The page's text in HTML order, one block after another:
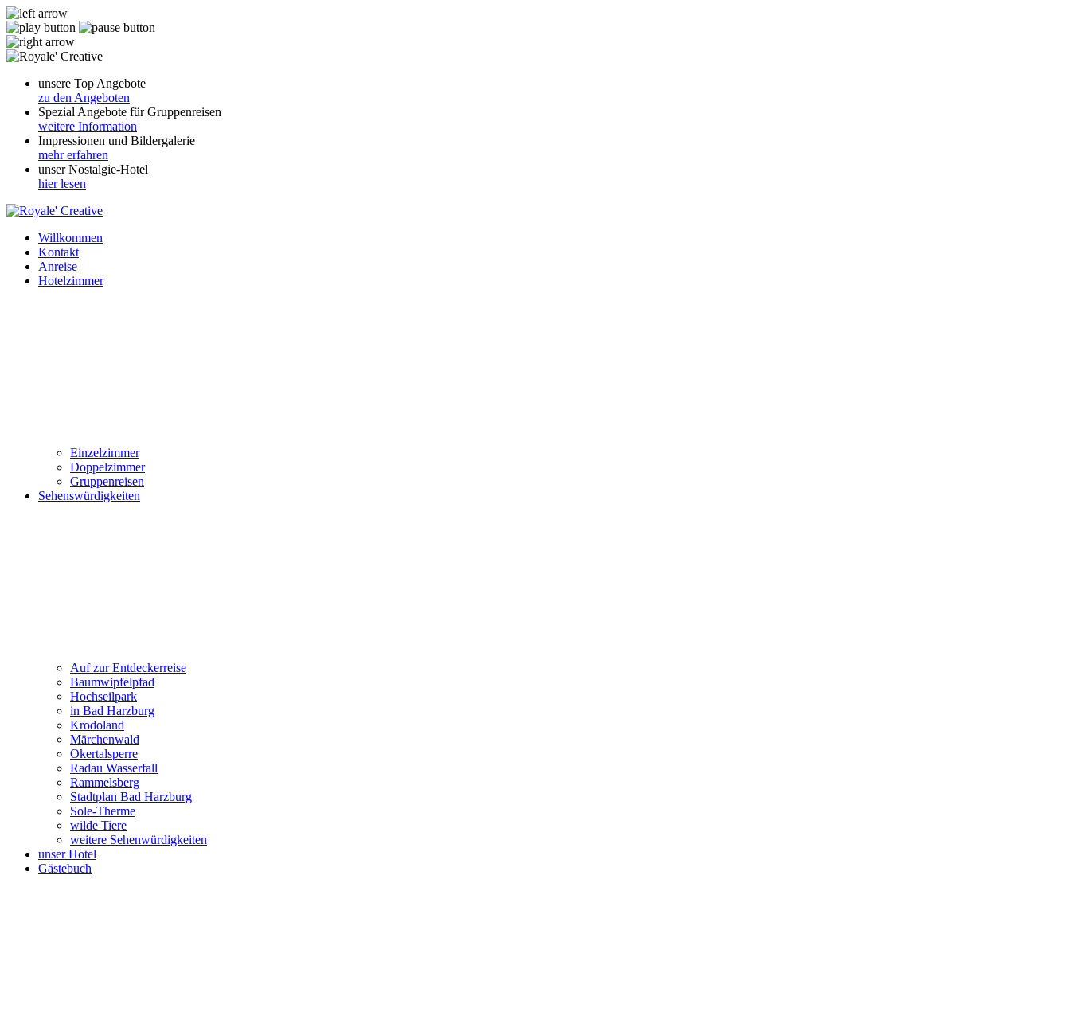
unsere Top Angebote
zu den Angeboten
Spezial Angebote für Gruppenreisen
weitere Information
Impressionen und Bildergalerie
mehr erfahren
unser Nostalgie-Hotel
hier lesen
Willkommen
Kontakt
Anreise
Hotelzimmer
Einzelzimmer
Doppelzimmer
Gruppenreisen
Sehenswürdigkeiten
Auf zur Entdeckerreise
Baumwipfelpfad
Hochseilpark
in Bad Harzburg
Krodoland
Märchenwald
Okertalsperre
Radau Wasserfall
Rammelsberg
Stadtplan Bad Harzburg
Sole-Therme
wilde Tiere
weitere Sehenwürdigkeiten
unser Hotel
Gästebuch